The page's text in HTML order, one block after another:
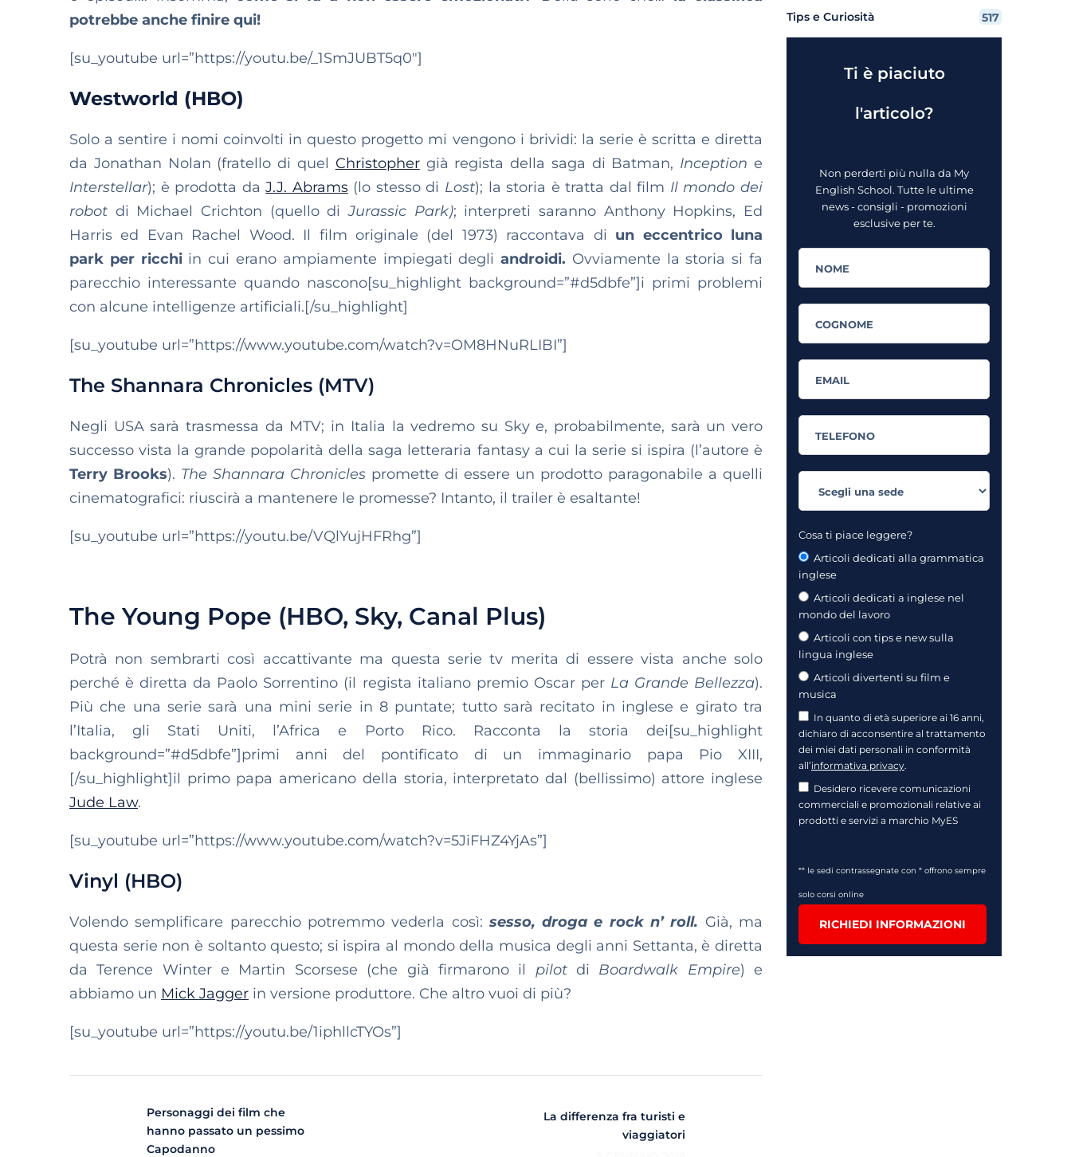
potrebbe anche finire qui!
[su_youtube url=”https://youtu.be/_1SmJUBT5q0″]
Westworld (HBO)
Solo a sentire i nomi coinvolti in questo progetto mi vengono i brividi: la serie è scritta e diretta
da Jonathan Nolan (fratello di quel Christophergià regista della saga di Batman, Inception e
Interstellar); è prodotta daJ.J. Abrams(lo stesso di Lost); la storia è tratta dal film Il mondo dei
robot di Michael Crichton (quello diJurassic Park); interpreti saranno Anthony Hopkins, Ed
Harris ed Evan Rachel Wood. Il film originale (del 1973) raccontava di un eccentrico luna
park per ricchiin cui erano ampiamente impiegati degliandroidi. Ovviamente la storia si fa
parecchio interessante quando nascono[su_highlight background=”#d5dbfe”]i primi problemi
con alcune intelligenze artificiali.[/su_highlight]
[su_youtube url=”https://www.youtube.com/watch?v=OM8HNuRLIBI”]
The Shannara Chronicles (MTV)
Negli USA sarà trasmessa da MTV; in Italia la vedremo su Sky e, probabilmente, sarà un vero
successo vista la grande popolarità della saga letteraria fantasy a cui la serie si ispira (l’autore è
Terry Brooks). The Shannara Chronicles promette di essere un prodotto paragonabile a quelli
cinematografici: riuscirà a mantenere le promesse? Intanto, il trailer è esaltante!
[su_youtube url=”https://youtu.be/VQlYujHFRhg”]
The Young Pope (HBO, Sky, Canal Plus)
Potrà non sembrarti così accattivante ma questa serie tv merita di essere vista anche solo
perché è diretta da Paolo Sorrentino (il regista italiano premio Oscar per La Grande Bellezza).
Più che una serie sarà una mini serie in 8 puntate; tutto sarà recitato in inglese e girato tra
l’Italia, gli Stati Uniti, l’Africa e Porto Rico. Racconta la storia dei[su_highlight
background=”#d5dbfe”]primi anni del pontificato di un immaginario papa Pio XIII,
[/su_highlight]il primo papa americano della storia, interpretato dal (bellissimo) attore inglese
Jude Law.
[su_youtube url=”https://www.youtube.com/watch?v=5JiFHZ4YjAs”]
Vinyl (HBO)
Volendo semplificare parecchio potremmo vederla così: sesso, droga e rock n’ roll. Già, ma
questa serie non è soltanto questo; si ispira al mondo della musica degli anni Settanta, è diretta
da Terence Winter e Martin Scorsese (che già firmarono il pilotdi Boardwalk Empire) e
abbiamo un Mick Jagger in versione produttore. Che altro vuoi di più?
[su_youtube url=”https://youtu.be/1iphllcTYOs”]
Personaggi dei film che
hanno passato un pessimo
Capodanno
La differenza fra turisti e
viaggiatori
Tips e Curiosità 517
Ti è piaciuto
l'articolo?
Non perderti più nulla da My
English School. Tutte le ultime
news - consigli - promozioni
esclusive per te.
Cosa ti piace leggere?
Articoli dedicati alla grammatica
inglese
Articoli dedicati a inglese nel
mondo del lavoro
Articoli con tips e new sulla
lingua inglese
Articoli divertenti su film e
musica
In quanto di età superiore ai 16 anni,
dichiaro di acconsentire al trattamento
dei miei dati personali in conformità
all’informativa privacy.
Desidero ricevere comunicazioni
commerciali e promozionali relative ai
prodotti e servizi a marchio MyES
** le sedi contrassegnate con * offrono sempre
solo corsi online
RICHIEDI INFORMAZIONI